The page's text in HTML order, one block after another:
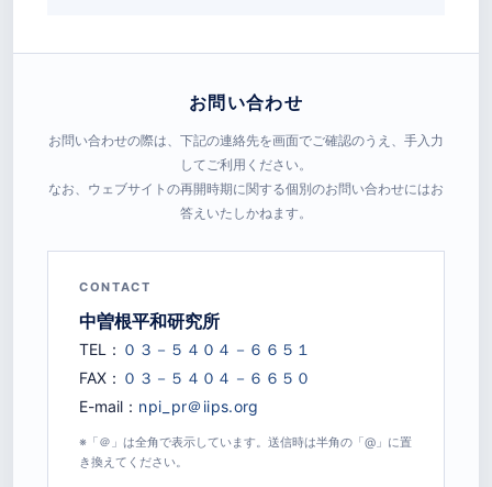
お問い合わせ
お問い合わせの際は、下記の連絡先を画面でご確認のうえ、手入力
してご利用ください。
なお、ウェブサイトの再開時期に関する個別のお問い合わせにはお
答えいたしかねます。
CONTACT
中曽根平和研究所
TEL：
FAX：
E-mail：
※「＠」は全角で表示しています。送信時は半角の「@」に置
き換えてください。